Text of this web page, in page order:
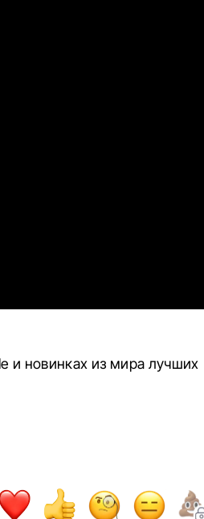
и новинках из мира лучших